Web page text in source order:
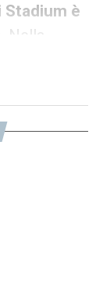
Stadium è